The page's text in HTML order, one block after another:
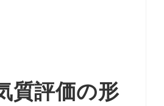
質評価の形